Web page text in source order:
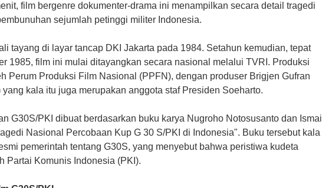
film bergenre dokumenter-drama ini menampilkan secara detail tragedi
sejumlah petinggi militer Indonesia.
tayang di layar tancap DKI Jakarta pada 1984. Setahun kemudian, tepat
1985, film ini mulai ditayangkan secara nasional melalui TVRI. Produksi
Perum Produksi Film Nasional (PPFN), dengan produser Brigjen Gufran
kala itu juga merupakan anggota staf Presiden Soeharto.
G30S/PKI dibuat berdasarkan buku karya Nugroho Notosusanto dan Ismail
Nasional Percobaan Kup G 30 S/PKI di Indonesia". Buku tersebut kala
pemerintah tentang G30S, yang menyebut bahwa peristiwa kudeta
Partai Komunis Indonesia (PKI).